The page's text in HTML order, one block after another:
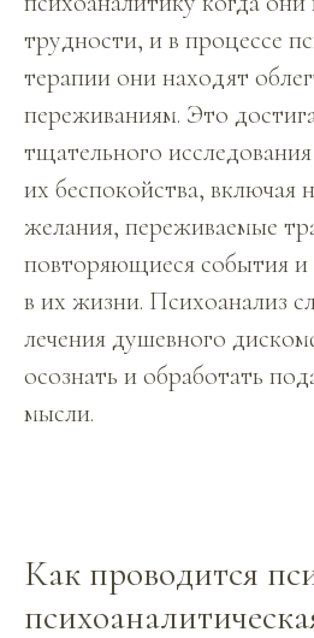
трудности, и в процессе
терапии они находят
переживаниям. Это
тщательного
их беспокойства, включая
желания, переживаемые
повторяющиеся события и
в их жизни. Психоанализ
лечения душевного
осознать и обработать
мысли.
Как проводится